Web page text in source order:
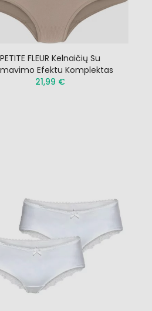
PETITE FLEUR Kelnaičių Su
Efektu Komplektas
21,99 €